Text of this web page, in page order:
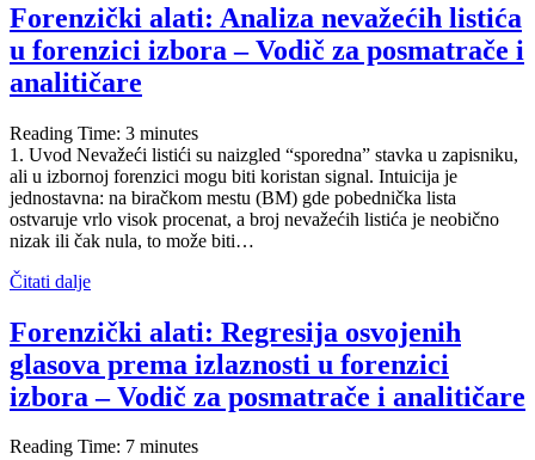
Forenzički alati: Analiza nevažećih listića
u forenzici izbora – Vodič za posmatrače i
analitičare
Reading Time: 3 minutes
1. Uvod Nevažeći listići su naizgled “sporedna” stavka u zapisniku,
ali u izbornoj forenzici mogu biti koristan signal. Intuicija je
jednostavna: na biračkom mestu (BM) gde pobednička lista
ostvaruje vrlo visok procenat, a broj nevažećih listića je neobično
nizak ili čak nula, to može biti…
Čitati dalje
Forenzički alati: Regresija osvojenih
glasova prema izlaznosti u forenzici
izbora – Vodič za posmatrače i analitičare
Reading Time: 7 minutes